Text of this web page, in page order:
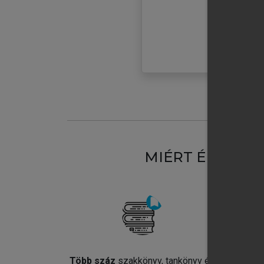
MIÉRT
Több száz szakkönyv, tankönyv és